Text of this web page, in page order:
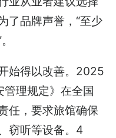
了品牌声誉，“至少
始得以改善。2025
理规定》在全国
任，要求旅馆确保
窃听等设备。4